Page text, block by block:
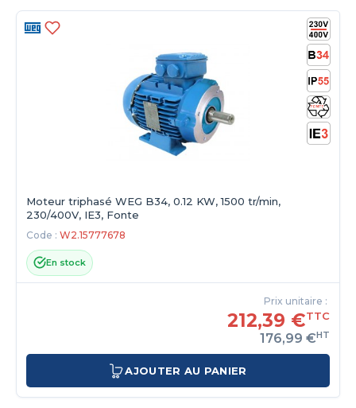
Moteur triphasé WEG B34, 0.12 KW, 1500 tr/min,
230/400V, IE3, Fonte
Code : W2.15777678
En stock
Prix unitaire :
212,39 €TTC
176,99 €HT
AJOUTER AU PANIER